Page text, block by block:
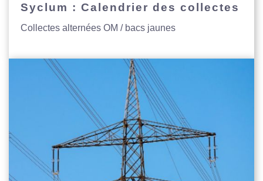
Syclum : Calendrier des collectes
Collectes alternées OM / bacs jaunes